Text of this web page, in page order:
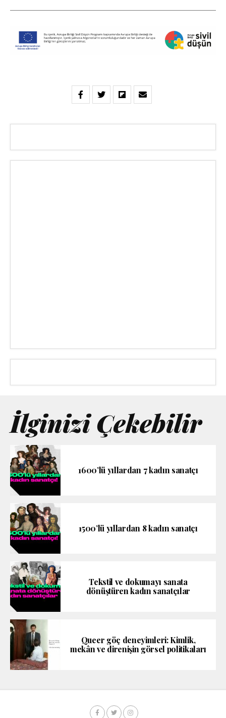
İlginizi Çekebilir
1600’lü yıllardan 7 kadın sanatçı
1500’lü yıllardan 8 kadın sanatçı
Tekstil ve dokumayı sanata
dönüştüren kadın sanatçılar
Queer göç deneyimleri: Kimlik,
mekân ve direnişin görsel politikaları